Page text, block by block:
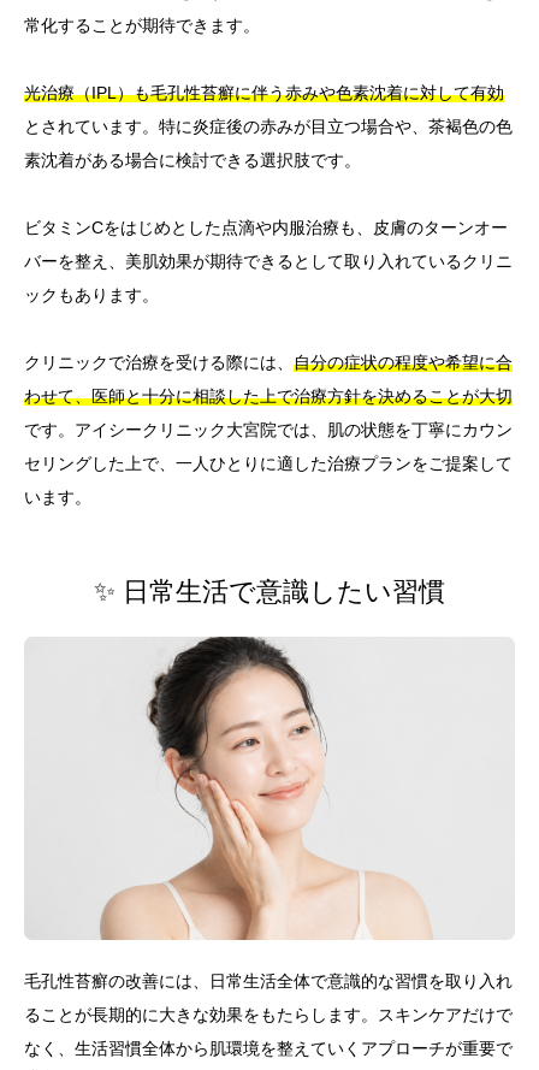
常化することが期待できます。
光治療（IPL）も毛孔性苔癬に伴う赤みや色素沈着に対して有効
とされています。特に炎症後の赤みが目立つ場合や、茶褐色の色
素沈着がある場合に検討できる選択肢です。
ビタミンCをはじめとした点滴や内服治療も、皮膚のターンオー
バーを整え、美肌効果が期待できるとして取り入れているクリニ
ックもあります。
クリニックで治療を受ける際には、 自分の症状の程度や希望に合
わせて、医師と十分に相談した上で治療方針を決めることが大切
です。アイシークリニック大宮院では、肌の状態を丁寧にカウン
セリングした上で、一人ひとりに適した治療プランをご提案して
います。
✨ 日常生活で意識したい習慣
毛孔性苔癬の改善には、日常生活全体で意識的な習慣を取り入れ
ることが長期的に大きな効果をもたらします。スキンケアだけで
なく、生活習慣全体から肌環境を整えていくアプローチが重要で